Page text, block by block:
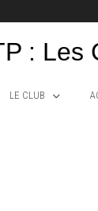
: Les
LE CLUB